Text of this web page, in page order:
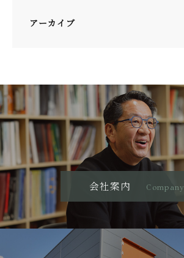
アーカイブ
会社案内 Company